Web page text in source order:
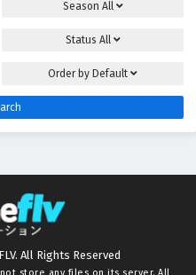
Season All
Status All
Order by Default
All Rights Reserved